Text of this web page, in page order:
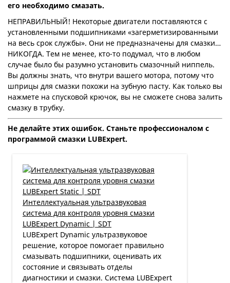
его необходимо смазать.
НЕПРАВИЛЬНЫЙ! Некоторые двигатели поставляются с
установленными подшипниками «загерметизированными
на весь срок службы». Они не предназначены для смазки…
НИКОГДА. Тем не менее, кто-то подумал, что в любом
случае было бы разумно установить смазочный ниппель.
Вы должны знать, что внутри вашего мотора, потому что
шприцы для смазки похожи на зубную пасту. Как только вы
нажмете на спусковой крючок, вы не сможете снова залить
смазку в трубку.
Не делайте этих ошибок. Станьте профессионалом с
программой смазки LUBExpert.
Интеллектуальная ультразвуковая
система для контроля уровня смазки
LUBExpert Dynamic | SDT
LUBExpert Dynamic ультразвуковое
решение, которое помогает правильно
смазывать подшипники, оценивать их
состояние и связывать отделы
диагностики и смазки. Система LUBExpert